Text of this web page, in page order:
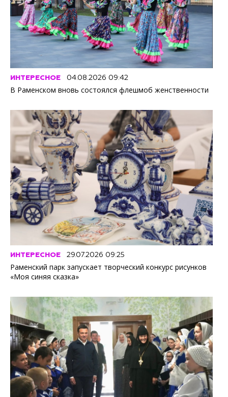
ИНТЕРЕСНОЕ 04.08.2026 09:42
В Раменском вновь состоялся флешмоб женственности
ИНТЕРЕСНОЕ 29.07.2026 09:25
Раменский парк запускает творческий конкурс рисунков
«Моя синяя сказка»